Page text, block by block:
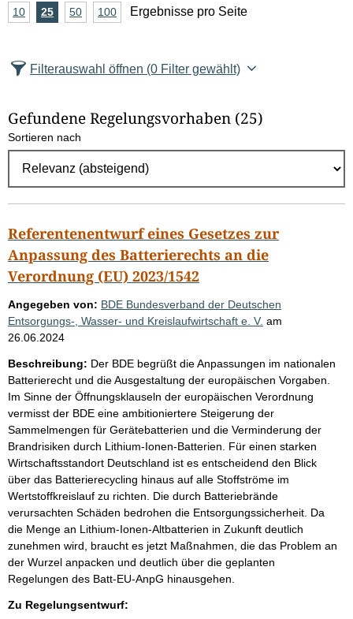
zurück
vor
A
z
l
E
g
e
b
n
i
s
s
e
p
r
o
S
e
i
t
e
10Ergebnisse
25Ergebnisse
50Ergebnisse
100Ergebnisse
Ergebnisse pro Seite
Filterauswahl öffnen (0 Filter gewählt)
Gefundene Regelungsvorhaben (25)
Sortieren nach
Referentenentwurf eines Gesetzes zur
Anpassung des Batterierechts an die
Verordnung (EU) 2023/1542
Angegeben von: BDE Bundesverband der Deutschen
Entsorgungs-, Wasser- und Kreislaufwirtschaft e. V. am
26.06.2024
Beschreibung: Der BDE begrüßt die Anpassungen im nationalen
Batterierecht und die Ausgestaltung der europäischen Vorgaben.
Im Sinne der Öffnungsklauseln der europäischen Verordnung
vermisst der BDE eine ambitioniertere Steigerung der
Sammelmengen für Gerätebatterien und die Verminderung der
Brandrisiken durch Lithium-Ionen-Batterien. Für einen starken
Wirtschaftsstandort Deutschland ist es entscheidend den Blick
über das Batterierecycling hinaus auf alle Stoffströme im
Wertstoffkreislauf zu richten. Die durch Batteriebrände
verursachten Schäden bedrohen die Entsorgungssicherheit. Da
die Menge an Lithium-Ionen-Altbatterien in Zukunft deutlich
zunehmen wird, braucht es jetzt Maßnahmen, die das Problem an
der Wurzel anpacken und deutlich über die geplanten
Regelungen des Batt-EU-AnpG hinausgehen.
Zu Regelungsentwurf: